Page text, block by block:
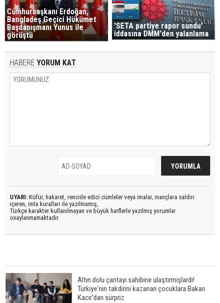
Cumhurbaşkanı Erdoğan,
Bangladeş Geçici Hükümet
Başdanışmanı Yunus ile
görüştü
'SETA partiye rapor sundu'
iddasına DMM'den yalanlama
HABERE YORUM KAT
UYARI: Küfür, hakaret, rencide edici cümleler veya imalar, inançlara saldırı
içeren, imla kuralları ile yazılmamış,
Türkçe karakter kullanılmayan ve büyük harflerle yazılmış yorumlar
onaylanmamaktadır.
Altın dolu çantayı sahibine ulaştırmışlardı!
Türkiye'nin takdirini kazanan çocuklara Bakan
Kacır'dan sürpriz